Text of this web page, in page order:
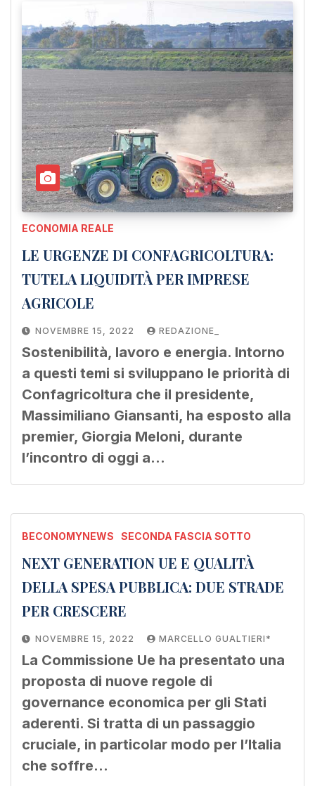
ECONOMIA REALE
LE URGENZE DI CONFAGRICOLTURA:
TUTELA LIQUIDITÀ PER IMPRESE
AGRICOLE
NOVEMBRE 15, 2022 REDAZIONE_
Sostenibilità, lavoro e energia. Intorno
a questi temi si sviluppano le priorità di
Confagricoltura che il presidente,
Massimiliano Giansanti, ha esposto alla
premier, Giorgia Meloni, durante
l’incontro di oggi a…
BECONOMYNEWS SECONDA FASCIA SOTTO
NEXT GENERATION UE E QUALITÀ
DELLA SPESA PUBBLICA: DUE STRADE
PER CRESCERE
NOVEMBRE 15, 2022 MARCELLO GUALTIERI*
La Commissione Ue ha presentato una
proposta di nuove regole di
governance economica per gli Stati
aderenti. Si tratta di un passaggio
cruciale, in particolar modo per l’Italia
che soffre…